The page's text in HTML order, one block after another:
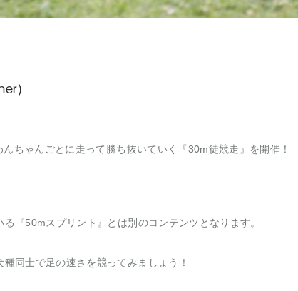
ちゃんごとに走って勝ち抜いていく『30m徒競走』を開催！
『50mスプリント』とは別のコンテンツとなります。
同士で足の速さを競ってみましょう！